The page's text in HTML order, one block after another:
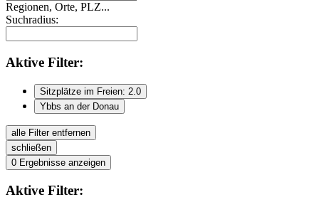
Regionen, Orte, PLZ...
Suchradius:
Aktive Filter:
Sitzplätze im Freien: 2.0
Ybbs an der Donau
alle Filter entfernen
schließen
0 Ergebnisse anzeigen
Aktive Filter: